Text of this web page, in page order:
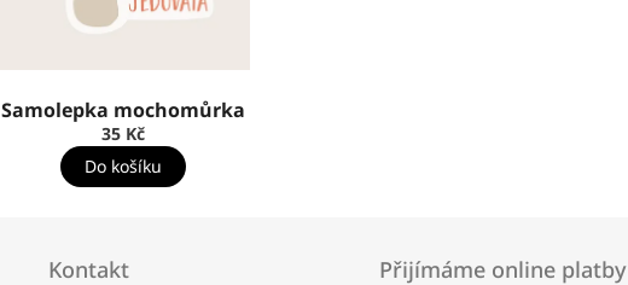
Samolepka mochomůrka
35 Kč
Do košíku
Kontakt Přijímáme online platby